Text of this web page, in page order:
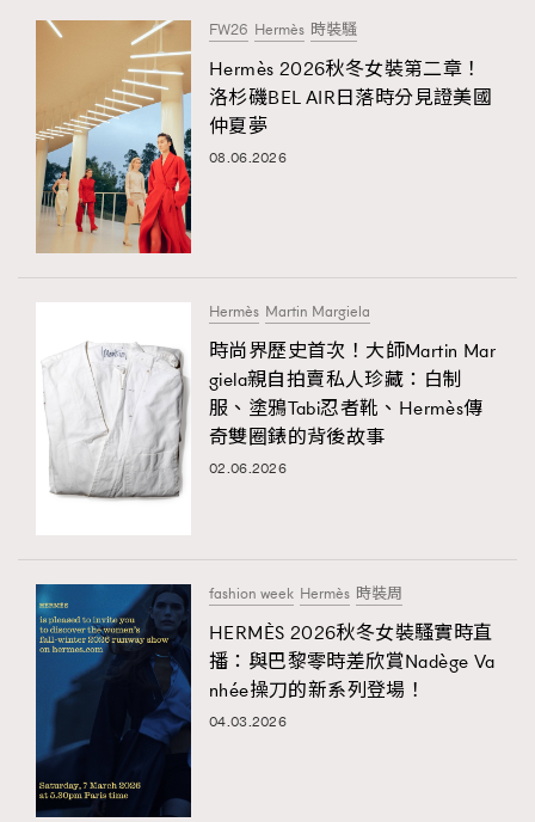
FW26 Hermès 時裝騷
Hermès 2026秋冬女裝第二章！
洛杉磯BEL AIR日落時分見證美國
仲夏夢
08.06.2026
Hermès Martin Margiela
時尚界歷史首次！大師Martin Mar
giela親自拍賣私人珍藏：白制
服、塗鴉Tabi忍者靴、Hermès傳
奇雙圈錶的背後故事
02.06.2026
fashion week Hermès 時裝周
HERMÈS 2026秋冬女裝騷實時直
播：與巴黎零時差欣賞Nadège Va
nhée操刀的新系列登場！
04.03.2026